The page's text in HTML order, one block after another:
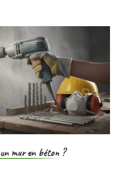
mur en béton ?